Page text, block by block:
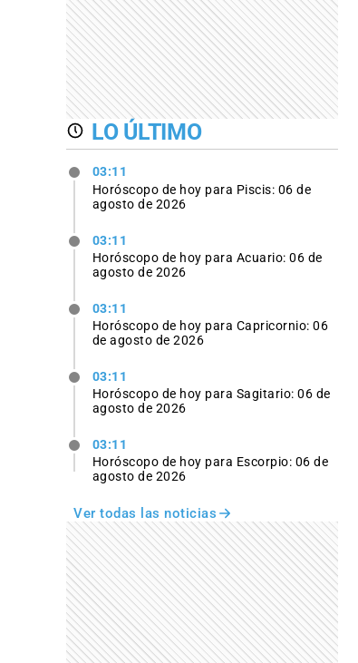
LO ÚLTIMO
03:11
Horóscopo de hoy para Piscis: 06 de
agosto de 2026
03:11
Horóscopo de hoy para Acuario: 06 de
agosto de 2026
03:11
Horóscopo de hoy para Capricornio: 06
de agosto de 2026
03:11
Horóscopo de hoy para Sagitario: 06 de
agosto de 2026
03:11
Horóscopo de hoy para Escorpio: 06 de
agosto de 2026
Ver todas las noticias